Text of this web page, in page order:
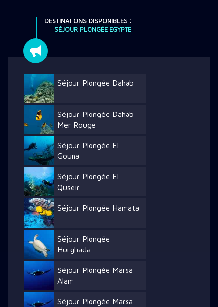
DESTINATIONS DISPONIBLES :
SÉJOUR PLONGÉE EGYPTE
Séjour Plongée Dahab
Séjour Plongée Dahab
Mer Rouge
Séjour Plongée El
Gouna
Séjour Plongée El
Quseir
Séjour Plongée Hamata
Séjour Plongée
Hurghada
Séjour Plongée Marsa
Alam
Séjour Plongée Marsa